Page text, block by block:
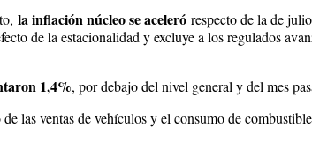
la inflación núcleo se aceleró respecto de la de
de la estacionalidad y excluye a los regulados
1,4%, por debajo del nivel general y del mes
las ventas de vehículos y el consumo de